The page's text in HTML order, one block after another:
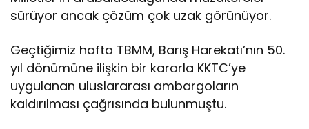
sürüyor ancak çözüm çok uzak görünüyor.
Geçtiğimiz hafta TBMM, Barış Harekatı’nın 50.
yıl dönümüne ilişkin bir kararla KKTC’ye
uygulanan uluslararası ambargoların
kaldırılması çağrısında bulunmuştu.